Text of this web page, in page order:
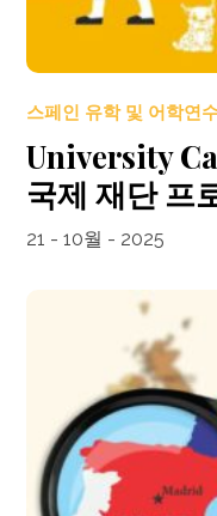
스페인 유학 및 어학연
University
국제 재단 프
21 - 10월 - 2025